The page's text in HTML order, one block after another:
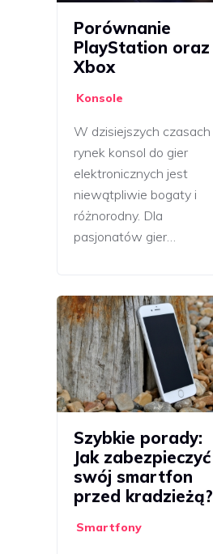
Porównanie
PlayStation oraz
Xbox
Konsole
W dzisiejszych czasach
rynek konsol do gier
elektronicznych jest
niewątpliwie bogaty i
różnorodny. Dla
pasjonatów gier…
Szybkie porady:
Jak zabezpieczyć
swój smartfon
przed kradzieżą?
Smartfony